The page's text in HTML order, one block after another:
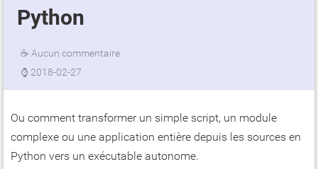
Python
☕ Aucun commentaire
⌚ 2018-02-27
Ou comment transformer un simple script, un module
complexe ou une application entière depuis les sources en
Python vers un exécutable autonome.